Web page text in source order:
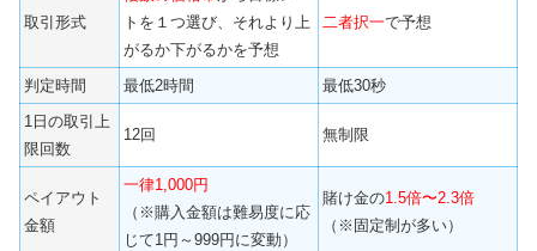
取引形式
トを１つ選び、それより上
がるか下がるかを予想
二者択一で予想
判定時間 最低2時間
最低30秒
1日の取引上
限回数
12回 無制限
ペイアウト
金額
一律1,000円
（※購入金額は難易度に応
じて1円～999円に変動）
賭け金の1.5倍〜2.3倍
（※固定制が多い）